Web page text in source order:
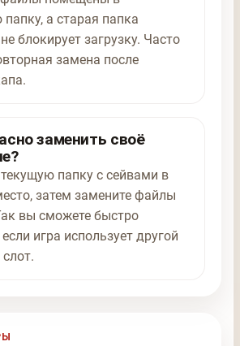
а старая папка
блокирует загрузку. Часто
замена после
заменить своё
папку с сейвами в
затем замените файлы
вы сможете быстро
игра использует другой